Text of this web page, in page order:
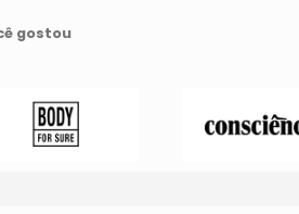
gostou